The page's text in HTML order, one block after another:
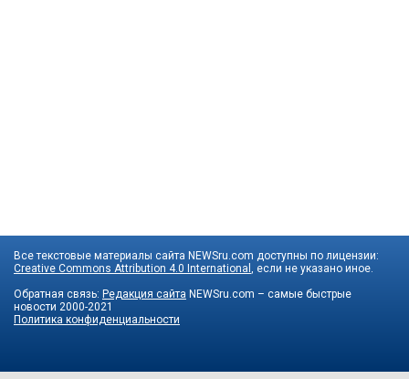
Все текстовые материалы сайта NEWSru.com доступны по лицензии:
Creative Commons Attribution 4.0 International , если не указано иное.
Обратная связь: Редакция сайта NEWSru.com – самые быстрые
новости 2000-2021
Политика конфиденциальности